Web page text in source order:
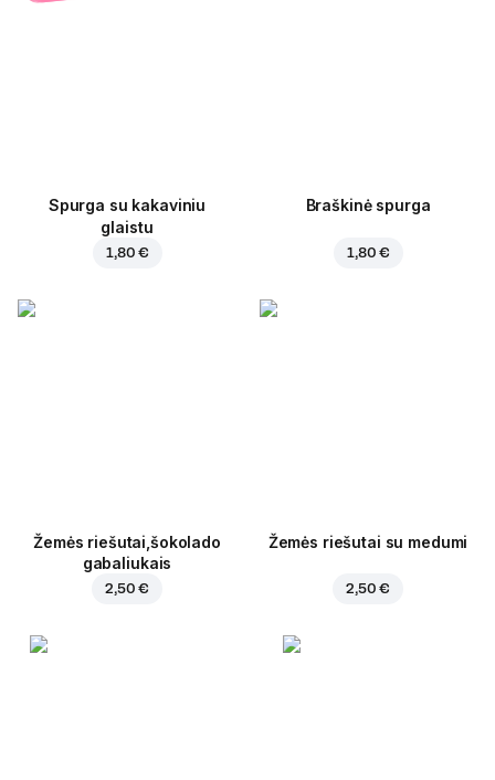
Spurga su kakaviniu
glaistu
1,80 €
Braškinė spurga
1,80 €
Žemės riešutai,šokolado
gabaliukais
2,50 €
Žemės riešutai su medumi
2,50 €